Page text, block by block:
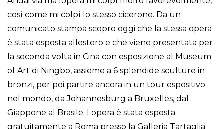
così come mi colpì lo stesso cicerone. Da un
comunicato stampa scopro oggi che la stessa opera
è stata esposta allestero e che viene presentata per
la seconda volta in Cina con esposizione al Museum
of Art di Ningbo, assieme a 6 splendide sculture in
bronzi, per poi partire ancora in un tour espositivo
nel mondo, da Johannesburg a Bruxelles, dal
Giappone al Brasile. Lopera è stata esposta
gratuitamente a Roma presso la Galleria Tartaglia